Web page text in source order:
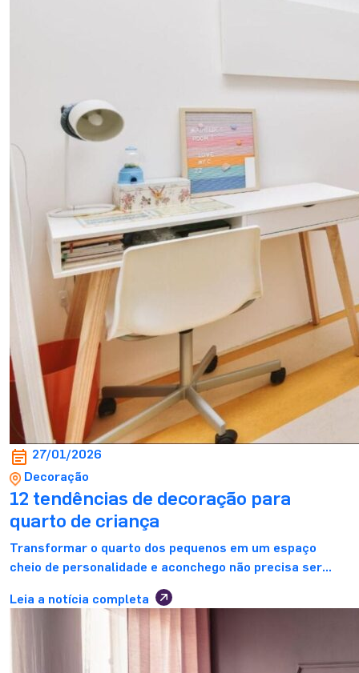
27/01/2026
Decoração
12 tendências de decoração para
quarto de criança
Transformar o quarto dos pequenos em um espaço
cheio de personalidade e aconchego não precisa ser
complicado. Pelo contrário, com as tendências certas, é
totalmente possível unir funcionalidade, conforto e
diversão, criando, assim, um cantinho que acompanhe o
crescimento e a imaginação dos pequenos. Mas afinal,
quer ter as melhores ideias de decoração para quarto
Leia a notícia completa